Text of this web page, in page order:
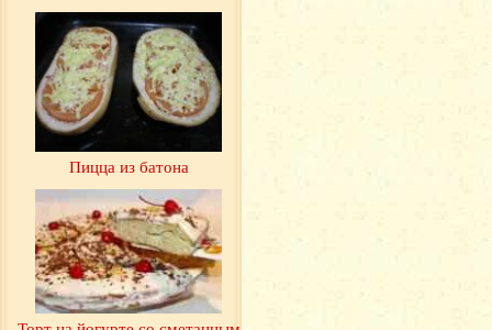
Пицца из батона